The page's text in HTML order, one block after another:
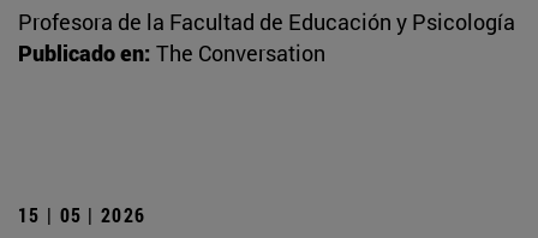
Profesora de la Facultad de Educación y Psicología
Publicado en: The Conversation
15 | 05 | 2026